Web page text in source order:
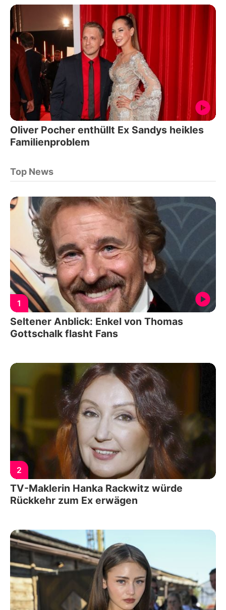
Oliver Pocher enthüllt Ex Sandys heikles
Familienproblem
Top News
1
Seltener Anblick: Enkel von Thomas
Gottschalk flasht Fans
2
TV-Maklerin Hanka Rackwitz würde
Rückkehr zum Ex erwägen